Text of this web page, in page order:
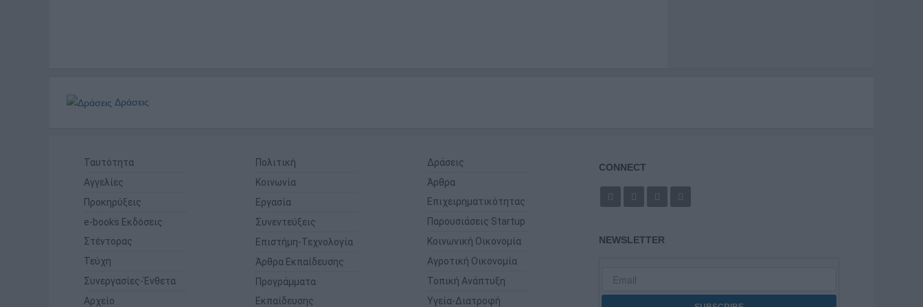
Δράσεις
Ταυτότητα
Αγγελίες
Προκηρύξεις
e-books Εκδόσεις
Στέντορας
Τεύχη
Συνεργασίες-Ένθετα
Αρχείο
Πολιτική
Κοινωνία
Εργασία
Συνεντεύξεις
Επιστήμη-Τεχνολογία
Άρθρα Εκπαίδευσης
Προγράμματα
Εκπαίδευσης
Δράσεις
Άρθρα
Επιχειρηματικότητας
Παρουσιάσεις Startup
Κοινωνική Οικονομία
Αγροτική Οικονομία
Τοπική Ανάπτυξη
Υγεία-Διατροφή
CONNECT
NEWSLETTER